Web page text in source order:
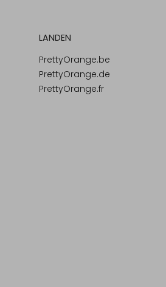
LANDEN
PrettyOrange.be
PrettyOrange.de
PrettyOrange.fr